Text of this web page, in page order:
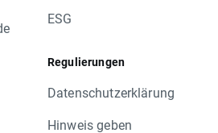
ESG
Regulierungen
Datenschutzerklärung
Hinweis geben